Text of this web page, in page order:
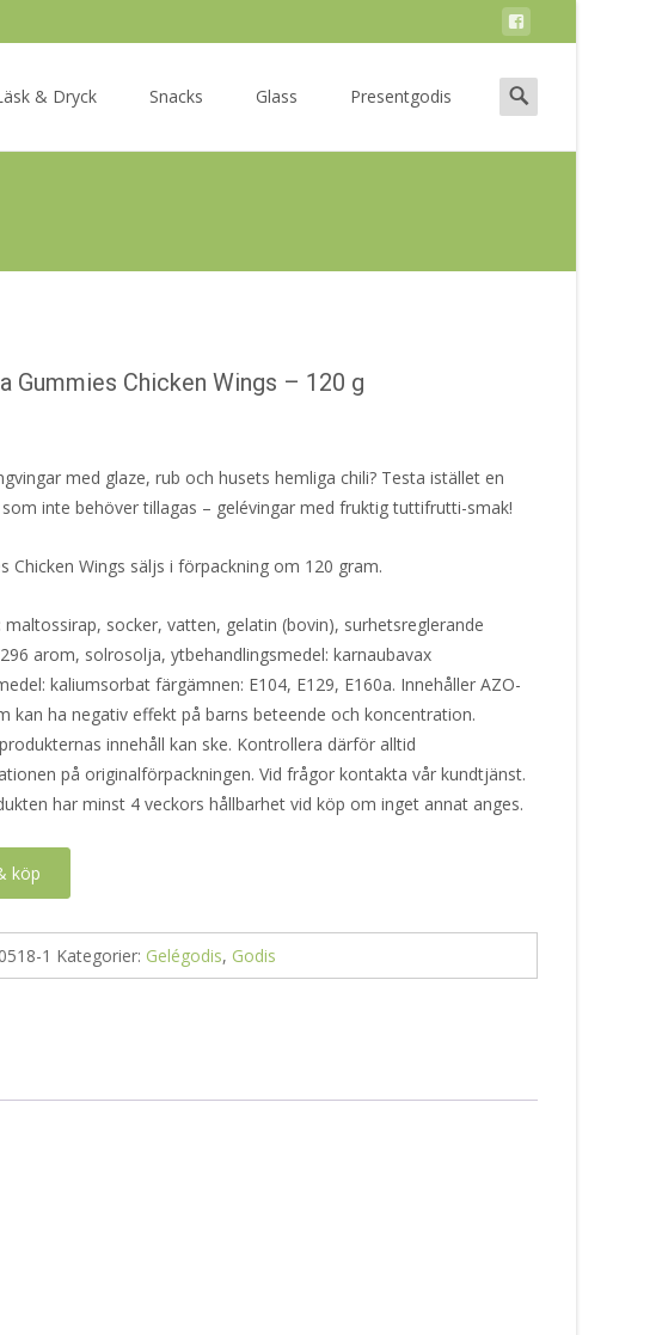
& Dryck Snacks Glass Presentgodis
Search
for:
Gummies Chicken Wings – 120 g
med glaze, rub och husets hemliga chili? Testa istället en
inte behöver tillagas – gelévingar med fruktig tuttifrutti-smak!
Chicken Wings säljs i förpackning om 120 gram.
maltossirap, socker, vatten, gelatin (bovin), surhetsreglerande
arom, solrosolja, ytbehandlingsmedel: karnaubavax
kaliumsorbat färgämnen: E104, E129, E160a. Innehåller AZO-
kan ha negativ effekt på barns beteende och koncentration.
innehåll kan ske. Kontrollera därför alltid
på originalförpackningen. Vid frågor kontakta vår kundtjänst.
har minst 4 veckors hållbarhet vid köp om inget annat anges.
köp
1 Kategorier: Gelégodis, Godis